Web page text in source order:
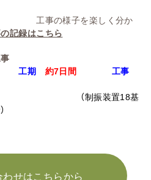
工事の様子を楽しく分か
記録はこちら
工期
約7日間
工事
（制振装置18基
せはこちらから